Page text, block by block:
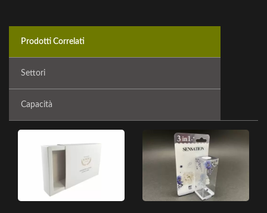
Prodotti Correlati
Settori
Capacità